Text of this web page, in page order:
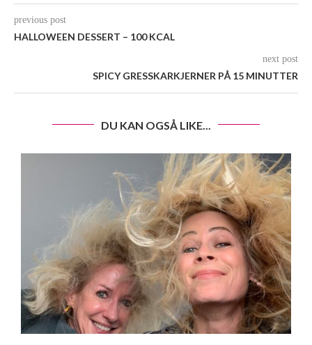
previous post
HALLOWEEN DESSERT – 100 KCAL
next post
SPICY GRESSKARKJERNER PÅ 15 MINUTTER
DU KAN OGSÅ LIKE...